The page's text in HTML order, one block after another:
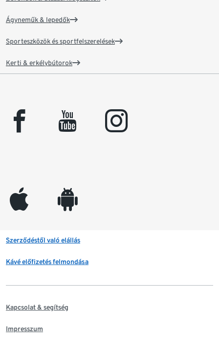
Ágyneműk & lepedők
Sporteszközök és sportfelszerelések
Kerti & erkélybútorok
facebook youtube instagram
appleinc android
Szerződéstől való elállás
Kávé előfizetés felmondása
Kapcsolat & segítség
Impresszum